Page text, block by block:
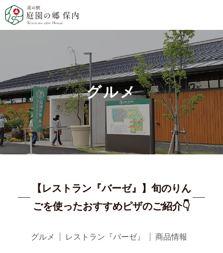
グルメ
【レストラン『バーゼ』】旬のりん
ごを使ったおすすめピザのご紹介👇
グルメ レストラン『バーゼ』 商品情報